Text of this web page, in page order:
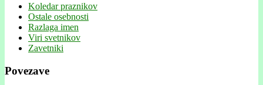
Koledar praznikov
Ostale osebnosti
Razlaga imen
Viri svetnikov
Zavetniki
Povezave